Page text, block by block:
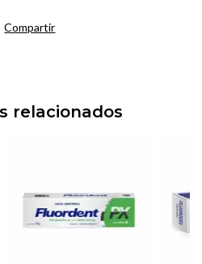
Compartir
relacionados